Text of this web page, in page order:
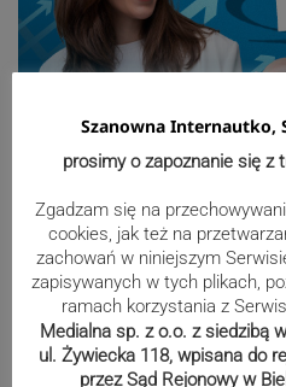
Sport
Mistrzowie
ZDJĘCIA
Szanowna Internautko,
prosimy o zapoznanie się z
Zgadzam się na
cookies, jak też na
zachowań w niniejszym
zapisywanych w tych plikach,
ramach korzystania z
Medialna sp. z o.o. z siedzibą
ul. Żywiecka 118, wpisana do
przez Sąd Rejonowy w